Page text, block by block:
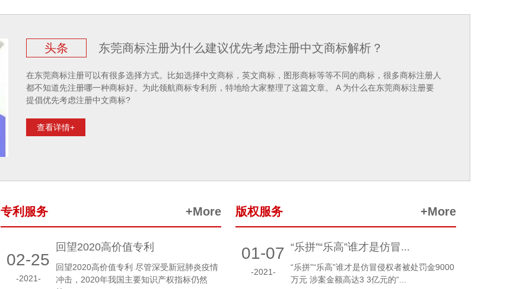
头条 东莞商标注册为什么建议优先考虑注册中文商标解析？
在东莞商标注册可以有很多选择方式。比如选择中文商标，英文商标，图形商标等等不同的商标，很多商标注册人
都不知道先注册哪一种商标好。为此领航商标专利所，特地给大家整理了这篇文章。 A 为什么在东莞商标注册要
提倡优先考虑注册中文商标?
查看详情+
专利服务 +More
02-25
-2021-
回望2020高价值专利
回望2020高价值专利 尽管深受新冠肺炎疫情
冲击，2020年我国主要知识产权指标仍然
版权服务 +More
01-07
-2021-
“乐拼”“乐高”谁才是仿冒...
“乐拼”“乐高”谁才是仿冒侵权者被处罚金9000
万元 涉案金额高达3 3亿元的“...